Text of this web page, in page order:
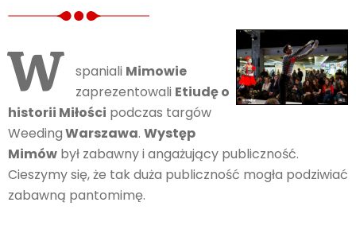
W spaniali Mimowie
zaprezentowali Etiudę o
historii Miłości podczas targów
WeedingWarszawa. Występ
Mimów był zabawny i angażujący publiczność.
Cieszymy się, że tak duża publiczność mogła podziwiać
zabawną pantomimę.